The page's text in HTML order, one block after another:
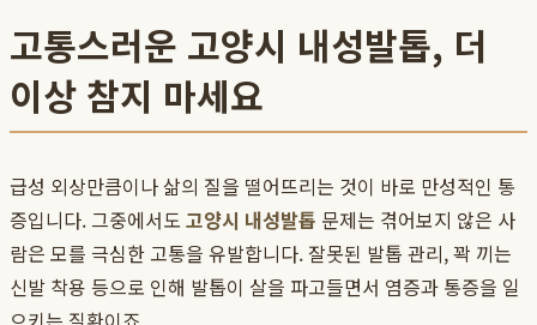
고통스러운 고양시 내성발톱, 더
이상 참지 마세요
급성 외상만큼이나 삶의 질을 떨어뜨리는 것이 바로 만성적인 통
증입니다. 그중에서도 고양시 내성발톱 문제는 겪어보지 않은 사
람은 모를 극심한 고통을 유발합니다. 잘못된 발톱 관리, 꽉 끼는
신발 착용 등으로 인해 발톱이 살을 파고들면서 염증과 통증을 일